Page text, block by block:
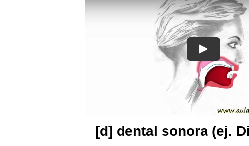
[d] dental sonora (ej.